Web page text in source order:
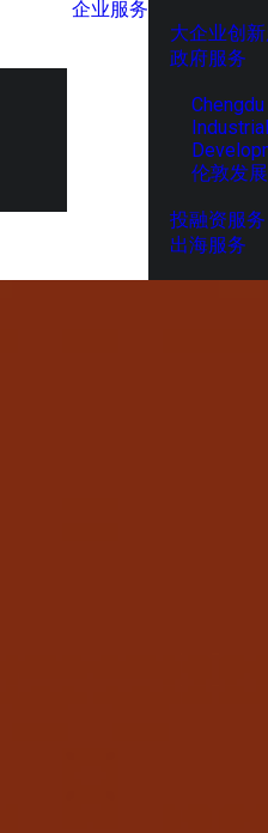
企业服务
大企业创
政府服务
Industrial
伦敦发
投融资服务
出海服务